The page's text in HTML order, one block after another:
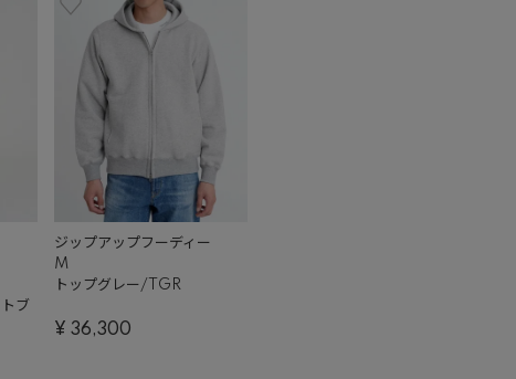
ブ
ジップアップフーディー
M
トップグレー/TGR
¥ 36,300